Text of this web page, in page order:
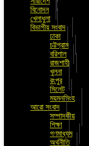
বিনোদন
খেলাধুলা
বিভাগীয় সংবাদ
ঢাকা
চট্টগ্রাম
বরিশাল
রাজশাহী
খুলনা
রংপুর
সিলেট
ময়মনসিংহ
আরো সংবাদ
সম্পাদকীয়
শিক্ষা
গণমাধ্যম
অর্থনীতি